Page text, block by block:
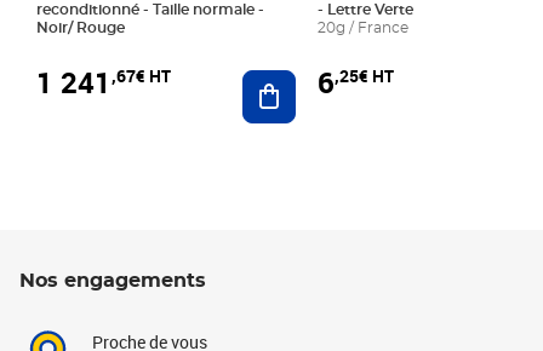
reconditionné - Taille normale -
Noir/ Rouge
1 241 ,67€ HT Ajouter au panier
- Lettre Verte
20g / France
6,25€ HT
Nos engagements
Proche de vous